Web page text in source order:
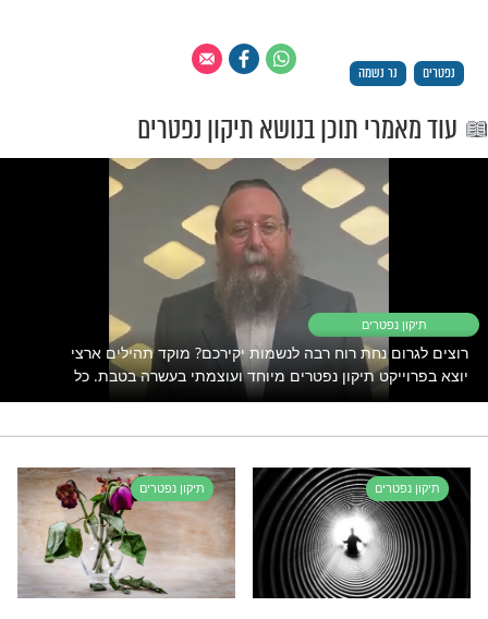
את מי שאוהבים. תיקון הנפטרים הגדול
האור החיים הקדוש -לחצו כאן למסירת שמות